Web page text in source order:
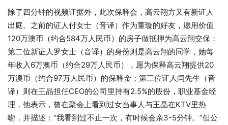
除了四分钟的视频证据外，此次保释会，高云翔方又有新证人
出庭。之前的证人付女士（音译）作为董璇的好友，愿用价值
120万澳币（约合584万人民币）的房子做抵押为高云翔交保；
第二位新证人罗女士（音译）的身份则是高云翔的同学，她每
年收入6万澳币（约合29万人民币），愿为保释高云翔提供20
万澳币（约合97万人民币）的保释金；第三位证人闫先生（音
译）则在王晶担任CEO的公司里持有2.5%的股份，职业基金经
理，他表示，曾在聚会上看到过女当事人与王晶在KTV里热
吻，并描述：“我看到过不止一次，有时候会亲3-5分钟。”但公